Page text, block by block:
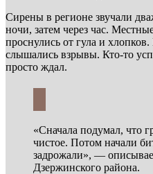
Сирены в регионе звучали
ночи, затем через час.
проснулись от гула и
слышались взрывы. Кто-то
просто ждал.
«Сначала подумал, что
чистое. Потом начали
задрожали», —
Дзержинского района.